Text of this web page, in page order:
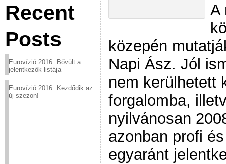
Recent
Posts
Eurovízió 2016: Bővült a
jelentkezők listája
Eurovízió 2016: Kezdődik az
új szezon!
A
közepén
Napi Ász. Jól
nem kerülhetett
forgalomba,
nyilvánosan
azonban profi
egyaránt